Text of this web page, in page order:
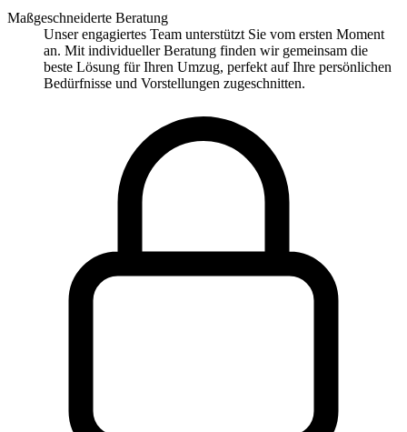
Maßgeschneiderte Beratung
Unser engagiertes Team unterstützt Sie vom ersten Moment
an. Mit individueller Beratung finden wir gemeinsam die
beste Lösung für Ihren Umzug, perfekt auf Ihre persönlichen
Bedürfnisse und Vorstellungen zugeschnitten.